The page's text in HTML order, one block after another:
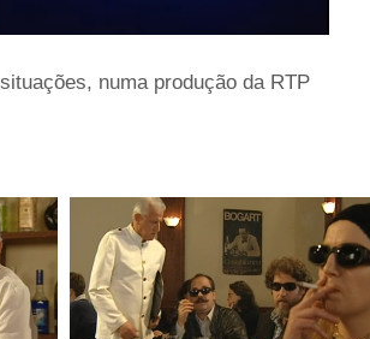
numa produção da RTP